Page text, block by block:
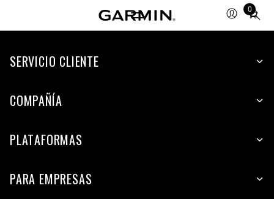
0
Total
items
cart:
SERVICIO CLIENTE
COMPAÑÍA
PLATAFORMAS
PARA EMPRESAS